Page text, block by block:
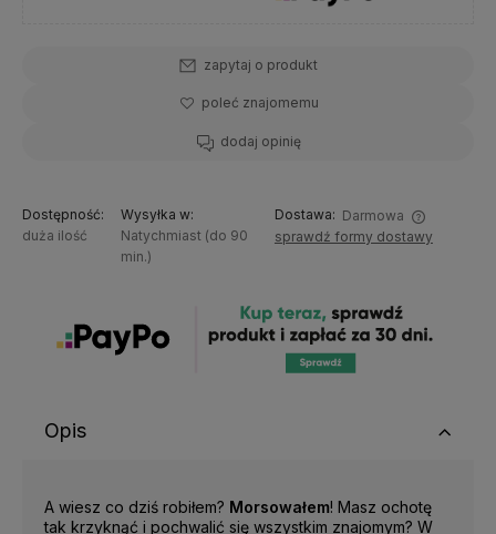
zapytaj o produkt
poleć znajomemu
dodaj opinię
Dostępność:
duża ilość
Wysyłka w:
Natychmiast (do 90
min.)
Dostawa: Darmowa
Wysyłamy tego samego dnia gdy kupisz do 11:30
sprawdź formy dostawy
Opis
A wiesz co dziś robiłem? Morsowałem! Masz ochotę
tak krzyknąć i pochwalić się wszystkim znajomym? W